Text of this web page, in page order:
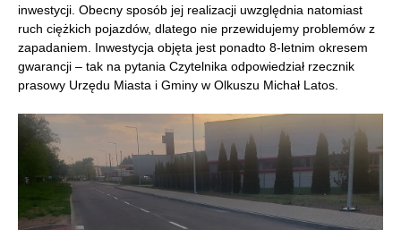
inwestycji. Obecny sposób jej realizacji uwzględnia natomiast
ruch ciężkich pojazdów, dlatego nie przewidujemy problemów z
zapadaniem. Inwestycja objęta jest ponadto 8-letnim okresem
gwarancji – tak na pytania Czytelnika odpowiedział rzecznik
prasowy Urzędu Miasta i Gminy w Olkuszu Michał Latos.